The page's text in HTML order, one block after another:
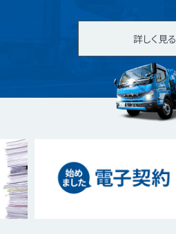
詳しく見る